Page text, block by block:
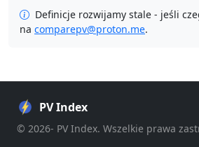
Definicje rozwijamy stale - jeśli
na comparepv@proton.me.
PV Index
© 2026- PV Index. Wszelkie prawa